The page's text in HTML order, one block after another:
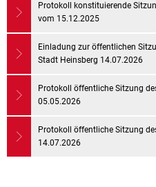
Protokoll konstituierende
vom 15.12.2025
Einladung zur öffentlichen
Stadt Heinsberg 14.07.2026
Protokoll öffentliche Sitzung
05.05.2026
Protokoll öffentliche Sitzung
14.07.2026